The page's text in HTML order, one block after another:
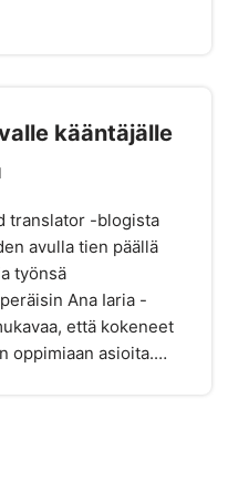
kääntäjälle
translator -blogista
avulla tien päällä
työnsä
Ana Iaria -
että kokeneet
oppimiaan asioita.…